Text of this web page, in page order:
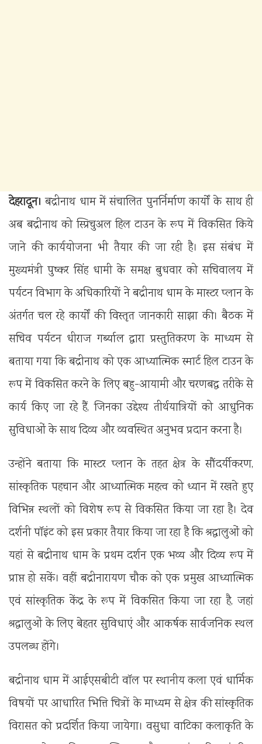
देहरादून। बद्रीनाथ धाम में संचालित पुनर्निर्माण कार्यों के साथ ही
अब बद्रीनाथ को स्प्रिचुअल हिल टाउन के रूप में विकसित किये
जाने की कार्ययोजना भी तैयार की जा रही है। इस संबंध में
मुख्यमंत्री पुष्कर सिंह धामी के समक्ष बुधवार को सचिवालय में
पर्यटन विभाग के अधिकारियों ने बद्रीनाथ धाम के मास्टर प्लान के
अंतर्गत चल रहे कार्यों की विस्तृत जानकारी साझा की। बैठक में
सचिव पर्यटन धीराज गर्ब्याल द्वारा प्रस्तुतिकरण के माध्यम से
बताया गया कि बद्रीनाथ को एक आध्यात्मिक स्मार्ट हिल टाउन के
रूप में विकसित करने के लिए बहु-आयामी और चरणबद्ध तरीके से
कार्य किए जा रहे हैं, जिनका उद्देश्य तीर्थयात्रियों को आधुनिक
सुविधाओं के साथ दिव्य और व्यवस्थित अनुभव प्रदान करना है।
उन्होंने बताया कि मास्टर प्लान के तहत क्षेत्र के सौंदर्यीकरण,
सांस्कृतिक पहचान और आध्यात्मिक महत्व को ध्यान में रखते हुए
विभिन्न स्थलों को विशेष रूप से विकसित किया जा रहा है। देव
दर्शनी पॉइंट को इस प्रकार तैयार किया जा रहा है कि श्रद्धालुओं को
यहां से बद्रीनाथ धाम के प्रथम दर्शन एक भव्य और दिव्य रूप में
प्राप्त हो सकें। वहीं बद्रीनारायण चौक को एक प्रमुख आध्यात्मिक
एवं सांस्कृतिक केंद्र के रूप में विकसित किया जा रहा है, जहां
श्रद्धालुओं के लिए बेहतर सुविधाएं और आकर्षक सार्वजनिक स्थल
उपलब्ध होंगे।
बद्रीनाथ धाम में आईएसबीटी वॉल पर स्थानीय कला एवं धार्मिक
विषयों पर आधारित भित्ति चित्रों के माध्यम से क्षेत्र की सांस्कृतिक
विरासत को प्रदर्शित किया जायेगा। वसुधा वाटिका कलाकृति के